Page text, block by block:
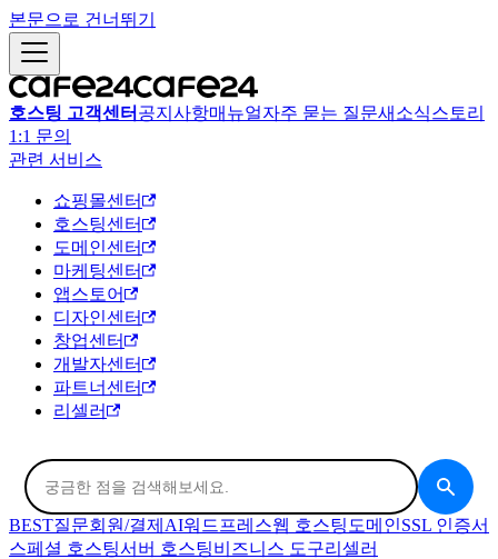
본문으로 건너뛰기
호스팅 고객센터 공지사항매뉴얼자주 묻는 질문새소식스토리
1:1 문의
관련 서비스
쇼핑몰센터
호스팅센터
도메인센터
마케팅센터
앱스토어
디자인센터
창업센터
개발자센터
파트너센터
리셀러
BEST질문회원/결제 AI워드프레스웹 호스팅 도메인SSL 인증서
스페셜 호스팅서버 호스팅비즈니스 도구리셀러